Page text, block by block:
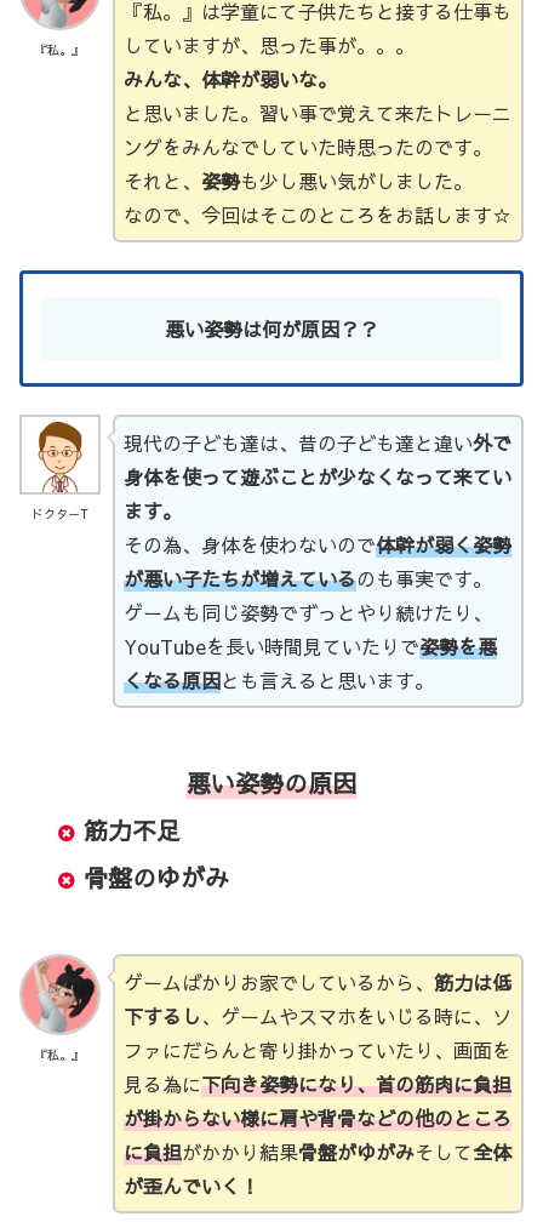
『私。』
『私。』は学童にて子供たちと接する仕事も
していますが、思った事が。。。
みんな、体幹が弱いな。
と思いました。習い事で覚えて来たトレーニ
ングをみんなでしていた時思ったのです。
それと、 姿勢も少し悪い気がしました。
なので、今回はそこのところをお話します☆
悪い姿勢は何が原因？？
ドクターT
現代の子ども達は、昔の子ども達と違い外で
身体を使って遊ぶことが少なくなって来てい
ます。
その為、身体を使わないので体幹が弱く姿勢
が悪い子たちが増えているのも事実です。
ゲームも同じ姿勢でずっとやり続けたり、
YouTubeを長い時間見ていたりで姿勢を悪
くなる原因とも言えると思います。
悪い姿勢の原因
筋力不足
骨盤のゆがみ
『私。』
ゲームばかりお家でしているから、 筋力は低
下するし、ゲームやスマホをいじる時に、ソ
ファにだらんと寄り掛かっていたり、画面を
見る為に下向き姿勢になり、首の筋肉に負担
が掛からない様に肩や背骨などの他のところ
に負担がかかり結果骨盤がゆがみそして全体
が歪んでいく！